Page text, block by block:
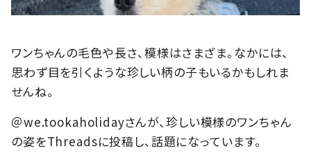
ワンちゃんの毛色や長さ、模様はさまざま。なかには、
思わず目を引くような珍しい柄の子もいるかもしれま
せんね。
＠we.tookaholidayさんが、珍しい模様のワンちゃん
の姿をThreadsに投稿し、話題になっています。